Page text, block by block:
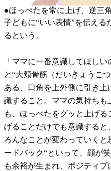
●ほっぺたを常に上げ、逆三
子どもに“いい表情”を伝え
るという。
「ママに一番意識してほし
と“大頬骨筋（だいきょうこ
ある、口角を上外側に引き
識すること。ママの気持ちも
も、ほっぺたをグッと上げ
げることだけでも意識する
ろんなことが変わっていくと
ードバック“といって、顔が
も余裕が生まれ、ポジティ